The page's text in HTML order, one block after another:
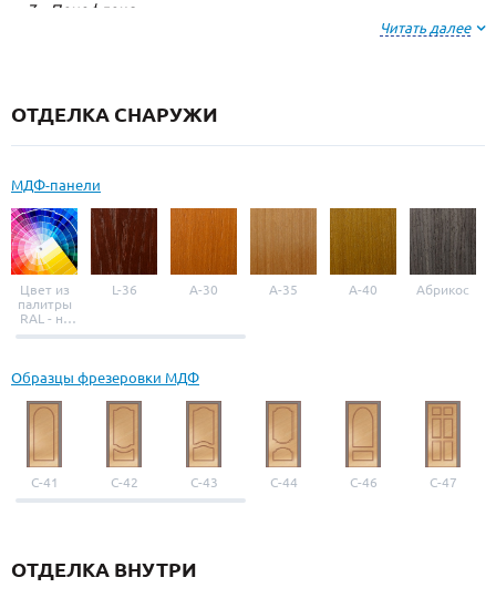
Пенофлекс
Резиновый уплотнитель
Читать далее
ОТДЕЛКА СНАРУЖИ
МДФ-панели
Цвет из
палитры
RAL - на
выбор
L-36 A-30 A-35 A-40 Абрикос
Образцы фрезеровки МДФ
С-41 С-42 С-43 С-44 С-46 С-47
ОТДЕЛКА ВНУТРИ